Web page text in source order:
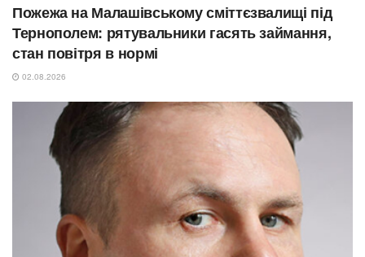
Пожежа на Малашівському сміттєзвалищі під
Тернополем: рятувальники гасять займання,
стан повітря в нормі
02.08.2026